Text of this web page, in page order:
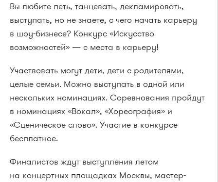
Вы любите петь, танцевать, декламировать,
выступать, но не знаете, с чего начать карьеру
в шоу-бизнесе? Конкурс «Искусство
возможностей» — с места в карьеру!
Участвовать могут дети, дети с родителями,
целые семьи. Можно выступать в одной или
нескольких номинациях. Соревнования пройдут
в номинациях «Вокал», «Хореография» и
«Сценическое слово». Участие в конкурсе
бесплатное.
Финалистов ждут выступления летом
на концертных площадках Москвы, мастер-